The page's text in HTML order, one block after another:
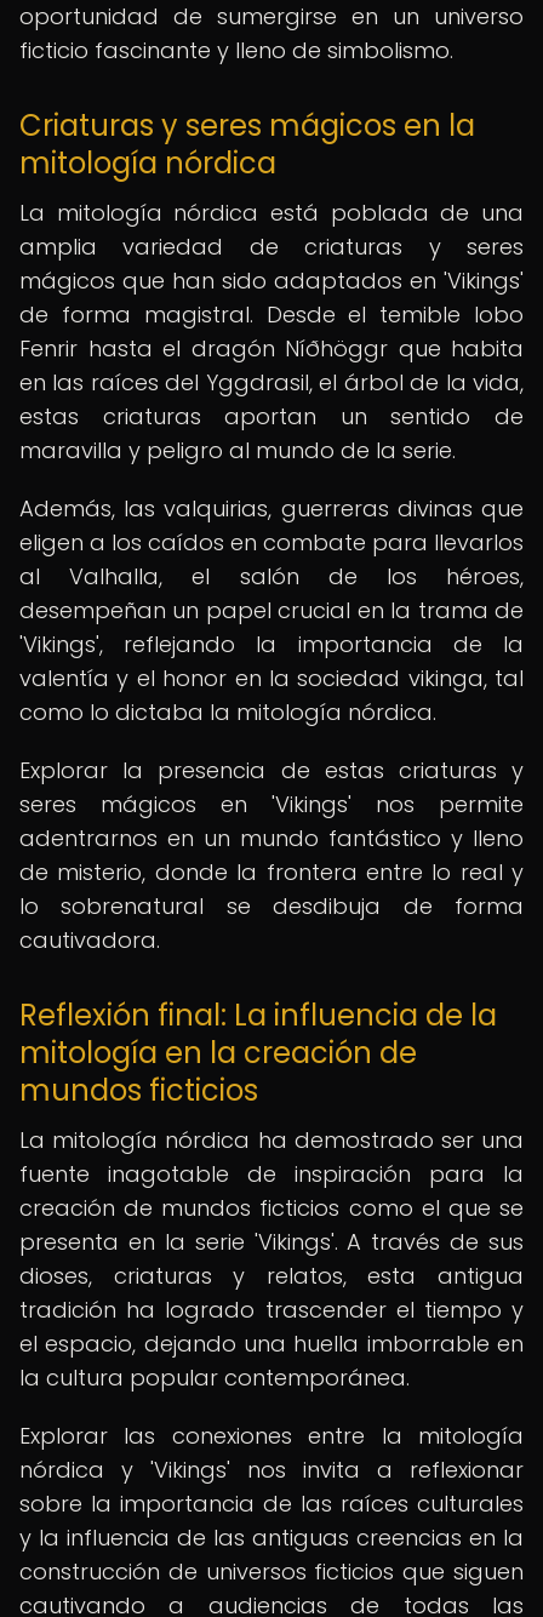
oportunidad de sumergirse en un universo
ficticio fascinante y lleno de simbolismo.
Criaturas y seres mágicos en la
mitología nórdica
La mitología nórdica está poblada de una
amplia variedad de criaturas y seres
mágicos que han sido adaptados en 'Vikings'
de forma magistral. Desde el temible lobo
Fenrir hasta el dragón Níðhöggr que habita
en las raíces del Yggdrasil, el árbol de la vida,
estas criaturas aportan un sentido de
maravilla y peligro al mundo de la serie.
Además, las valquirias, guerreras divinas que
eligen a los caídos en combate para llevarlos
al Valhalla, el salón de los héroes,
desempeñan un papel crucial en la trama de
'Vikings', reflejando la importancia de la
valentía y el honor en la sociedad vikinga, tal
como lo dictaba la mitología nórdica.
Explorar la presencia de estas criaturas y
seres mágicos en 'Vikings' nos permite
adentrarnos en un mundo fantástico y lleno
de misterio, donde la frontera entre lo real y
lo sobrenatural se desdibuja de forma
cautivadora.
Reflexión final: La influencia de la
mitología en la creación de
mundos ficticios
La mitología nórdica ha demostrado ser una
fuente inagotable de inspiración para la
creación de mundos ficticios como el que se
presenta en la serie 'Vikings'. A través de sus
dioses, criaturas y relatos, esta antigua
tradición ha logrado trascender el tiempo y
el espacio, dejando una huella imborrable en
la cultura popular contemporánea.
Explorar las conexiones entre la mitología
nórdica y 'Vikings' nos invita a reflexionar
sobre la importancia de las raíces culturales
y la influencia de las antiguas creencias en la
construcción de universos ficticios que siguen
cautivando a audiencias de todas las